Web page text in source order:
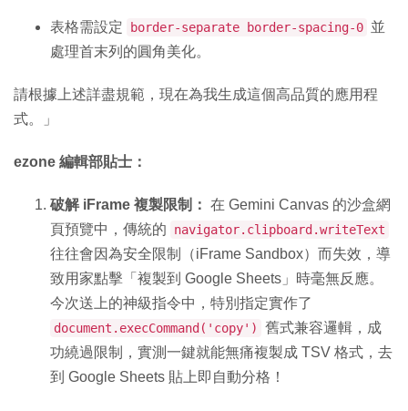
表格需設定 border-separate border-spacing-0 並
處理首末列的圓角美化。
請根據上述詳盡規範，現在為我生成這個高品質的應用程
式。」
ezone 編輯部貼士：
破解 iFrame 複製限制： 在 Gemini Canvas 的沙盒網
頁預覽中，傳統的
navigator.clipboard.writeText
往往會因為安全限制（iFrame Sandbox）而失效，導
致用家點擊「複製到 Google Sheets」時毫無反應。
document.execCommand('copy')
舊式兼容邏輯，成
功繞過限制，實測一鍵就能無痛複製成 TSV 格式，去
到 Google Sheets 貼上即自動分格！